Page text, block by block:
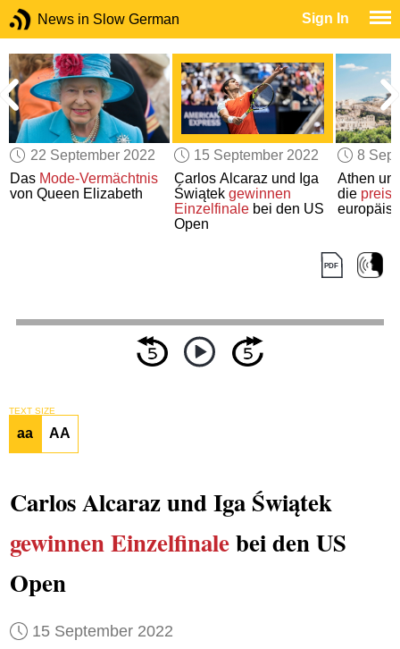
News in Slow German Sign In
22 September 2022
Das Mode-Vermächtnis
von Queen Elizabeth
15 September 2022
Carlos Alcaraz und Iga
Świątek gewinnen
Einzelfinalebei den US
Open
8
Athen
die
TEXT SIZE
aa AA
Carlos Alcaraz und Iga Świątek
gewinnen Einzelfinalebei den US
Open
15 September 2022